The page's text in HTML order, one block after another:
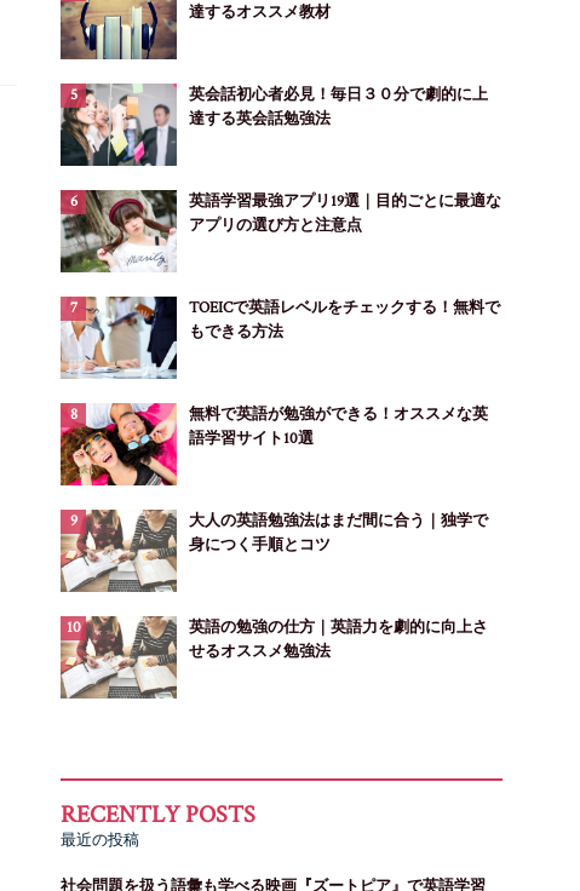
達するオススメ教材
英会話初心者必見！毎日３０分で劇的に上
達する英会話勉強法
英語学習最強アプリ19選｜目的ごとに最適な
アプリの選び方と注意点
TOEICで英語レベルをチェックする！無料で
もできる方法
無料で英語が勉強ができる！オススメな英
語学習サイト10選
大人の英語勉強法はまだ間に合う｜独学で
身につく手順とコツ
英語の勉強の仕方｜英語力を劇的に向上さ
せるオススメ勉強法
最近の投稿
社会問題を扱う語彙も学べる映画『ズートピア』で英語学習